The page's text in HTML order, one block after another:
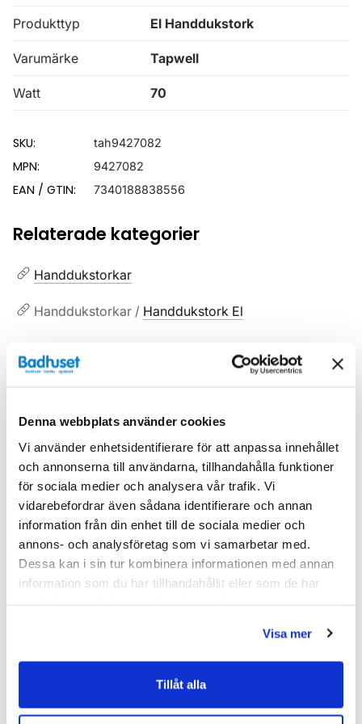
Denna webbplats använder cookies
Vi använder enhetsidentifierare för att anpassa innehållet
och annonserna till användarna, tillhandahålla funktioner
för sociala medier och analysera vår trafik. Vi
vidarebefordrar även sådana identifierare och annan
information från din enhet till de sociala medier och
annons- och analysföretag som vi samarbetar med.
Dessa kan i sin tur kombinera informationen med annan
information som du har tillhandahållit eller som de har
Visa mer
Tillåt alla
Produkttyp El Handdukstork
Varumärke Tapwell
Watt 70
SKU: tah9427082
MPN: 9427082
EAN / GTIN: 7340188838556
Relaterade kategorier
Handdukstorkar
Handdukstorkar / Handdukstork El
Liknande produkter
Kampanj Kampanj